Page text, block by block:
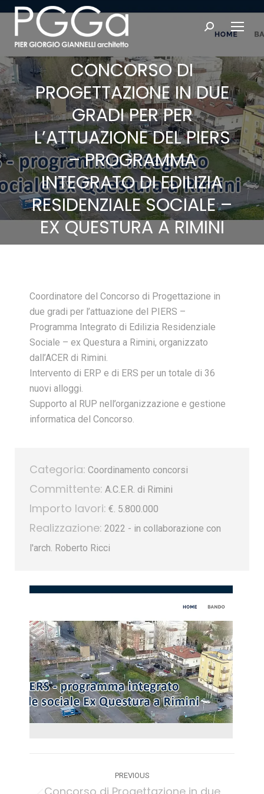
Search:
CONCORSO DI
PROGETTAZIONE IN DUE
GRADI PER PER
L’ATTUAZIONE DEL PIERS
– PROGRAMMA
INTEGRATO DI EDILIZIA
RESIDENZIALE SOCIALE –
EX QUESTURA A RIMINI
Coordinatore del Concorso di Progettazione in
due gradi per l’attuazione del PIERS –
Programma Integrato di Edilizia Residenziale
Sociale – ex Questura a Rimini, organizzato
dall’ACER di Rimini.
Intervento di ERP e di ERS per un totale di 36
nuovi alloggi.
Supporto al RUP nell’organizzazione e gestione
informatica del Concorso.
Categoria: Coordinamento concorsi
Committente: A.C.E.R. di Rimini
Importo lavori: €. 5.800.000
Realizzazione: 2022 - in collaborazione con
l'arch. Roberto Ricci
PREVIOUS